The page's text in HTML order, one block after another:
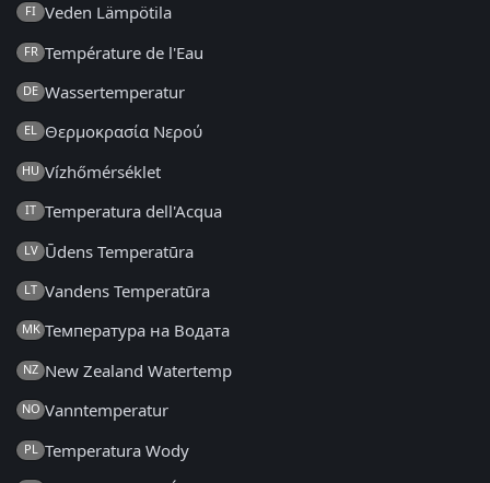
FI Veden Lämpötila
FR Température de l'Eau
DE Wassertemperatur
EL Θερμοκρασία Νερού
HU Vízhőmérséklet
IT Temperatura dell'Acqua
LV Ūdens Temperatūra
LT Vandens Temperatūra
MK Температура на Водата
NZ New Zealand Watertemp
NO Vanntemperatur
PL Temperatura Wody